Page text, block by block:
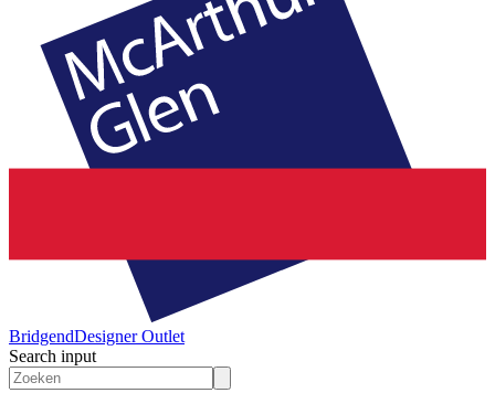
BridgendDesigner Outlet
Search input